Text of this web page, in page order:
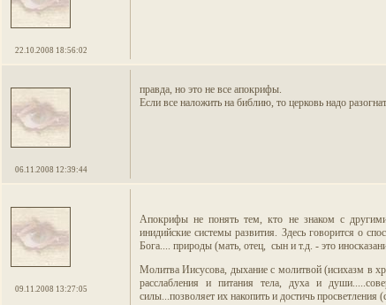
22.10.2008 18:56:02
06.11.2008 12:39:44
правда, но это не все апокрифы.
Если все наложить на библию, то церковь надо
09.11.2008 13:27:05
Апокрифы не понять тем, кто не знаком с
инидийские системы развития. Здесь говорится о
Бога.... природы (мать, отец, сын и т.д. - это
Молитва Иисусова, дыхание с молитвой (исихазм в
расслабления и питания тела, духа и
силы...позволяет их накопить и достичь